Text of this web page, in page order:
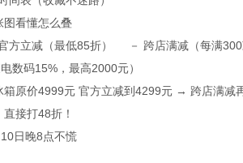
看懂怎么叠
立减（最低85折） － 跨店满减（每满
码15%，最高2000元）
原价4999元 官方立减到4299元 → 跨店满
接打48折！
日晚8点不慌